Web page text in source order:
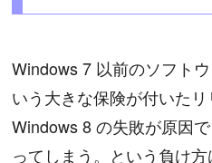
Windows 7 以前のソフト
いう大きな保険が付いたリ
Windows 8 の失敗が原因
ってしまう。という負け方